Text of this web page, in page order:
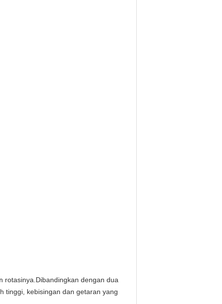
rotasinya.Dibandingkan dengan dua
tinggi, kebisingan dan getaran yang